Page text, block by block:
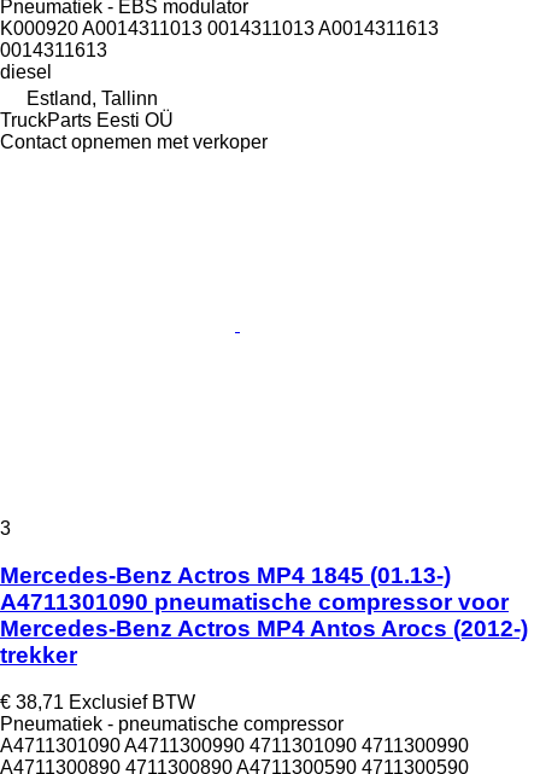
Pneumatiek - EBS modulator
K000920 A0014311013 0014311013 A0014311613
0014311613
diesel
Estland, Tallinn
TruckParts Eesti OÜ
Contact opnemen met verkoper
3
Mercedes-Benz Actros MP4 1845 (01.13-)
A4711301090 pneumatische compressor voor
Mercedes-Benz Actros MP4 Antos Arocs (2012-)
trekker
€ 38,71 Exclusief BTW
Pneumatiek - pneumatische compressor
A4711301090 A4711300990 4711301090 4711300990
A4711300890 4711300890 A4711300590 4711300590